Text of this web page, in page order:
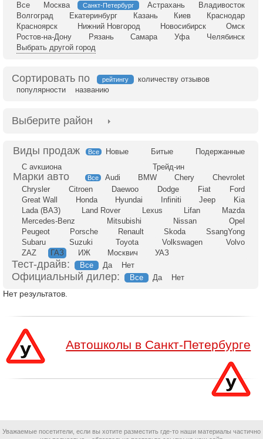
Все Москва Санкт-Петербург Астрахань
Владивосток
Волгоград
Екатеринбург Казань Киев
Краснодар
Красноярск
Нижний Новгород Новосибирск
Омск
Ростов-на-Дону
Рязань Самара Уфа
Челябинск
Выбрать другой город
Сортировать по рейтингу
количеству отзывов
популярности
названию
Выберите район
Все Новые Битые
Подержанные
С аукциона
Трейд-ин
Все Audi BMW Chery
Chevrolet
Chrysler
Citroen Daewoo Dodge Fiat
Ford
Great Wall
Honda Hyundai Infiniti Jeep
Kia
Lada (ВАЗ)
Land Rover Lexus Lifan
Mazda
Mercedes-Benz
Mitsubishi Nissan
Opel
Peugeot
Porsche Renault Skoda
SsangYong
Subaru
Suzuki Toyota Volkswagen
Volvo
ZAZ
ГАЗ ИЖ Москвич УАЗ
Тест-драйв: Все Да Нет
Официальный дилер: Все Да Нет
Нет результатов.
Автошколы в Санкт-Петербурге
Уважаемые посетители, если вы хотите разместить где-то наши материалы частично